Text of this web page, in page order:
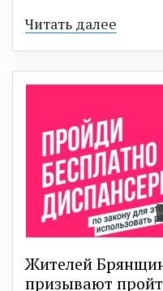
Читать далее
Жителей
призывают